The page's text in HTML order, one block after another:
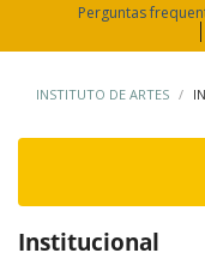
Perguntas
INSTITUTO DE ARTES
Institucional